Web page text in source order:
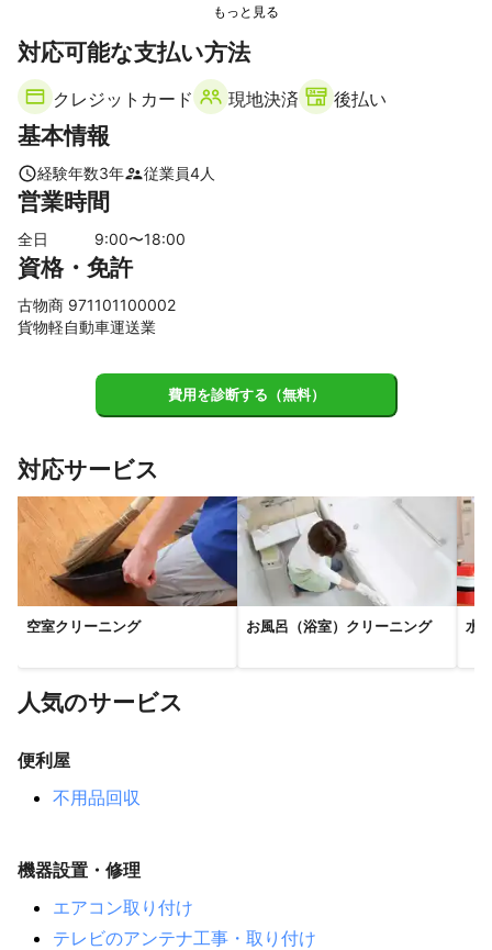
対応可能な支払い方法
クレジットカード 現地決済 後払い
基本情報
経験年数3年 従業員4人
営業時間
全日 9:00〜18:00
資格・免許
古物商 971101100002
貨物軽自動車運送業
費用を診断する（無料）
対応サービス
空室クリーニング お風呂（浴室）クリーニング 水
人気のサービス
便利屋
不用品回収
機器設置・修理
エアコン取り付け
テレビのアンテナ工事・取り付け